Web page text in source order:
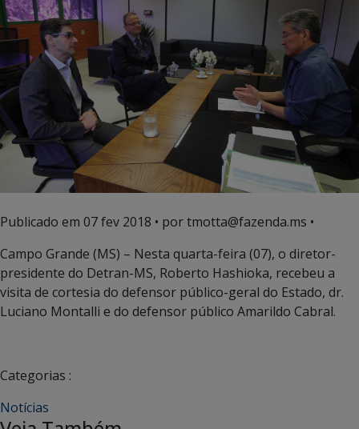
Publicado em 07 fev 2018 • por tmotta@fazenda.ms •
Campo Grande (MS) – Nesta quarta-feira (07), o diretor-
presidente do Detran-MS, Roberto Hashioka, recebeu a
visita de cortesia do defensor público-geral do Estado, dr.
Luciano Montalli e do defensor público Amarildo Cabral.
Categorias :
Notícias